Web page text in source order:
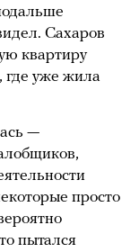
Сахаров
квартиру
уже жила
—
просто
пытался